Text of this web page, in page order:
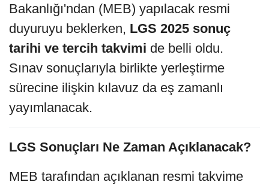
Bakanlığı'ndan (MEB) yapılacak resmi
duyuruyu beklerken, LGS 2025 sonuç
tarihi ve tercih takvimi de belli oldu.
Sınav sonuçlarıyla birlikte yerleştirme
sürecine ilişkin kılavuz da eş zamanlı
yayımlanacak.
LGS Sonuçları Ne Zaman Açıklanacak?
MEB tarafından açıklanan resmi takvime